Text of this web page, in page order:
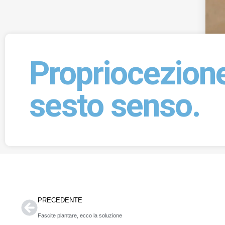
sesto senso.
PRECEDENTE
Fascite plantare, ecco la soluzione